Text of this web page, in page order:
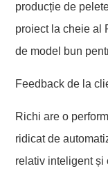
producție de
proiect la cheie al
de model bun
Feedback de la
Richi are o
ridicat de
relativ inteligent și